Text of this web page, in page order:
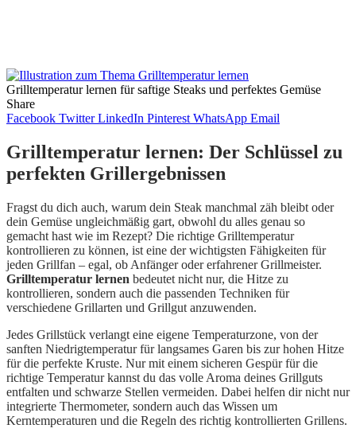
Grilltemperatur lernen für saftige Steaks und perfektes Gemüse
Share
Facebook Twitter LinkedIn Pinterest WhatsApp Email
Grilltemperatur lernen: Der Schlüssel zu
perfekten Grillergebnissen
Fragst du dich auch, warum dein Steak manchmal zäh bleibt oder
dein Gemüse ungleichmäßig gart, obwohl du alles genau so
gemacht hast wie im Rezept? Die richtige Grilltemperatur
kontrollieren zu können, ist eine der wichtigsten Fähigkeiten für
jeden Grillfan – egal, ob Anfänger oder erfahrener Grillmeister.
Grilltemperatur lernen bedeutet nicht nur, die Hitze zu
kontrollieren, sondern auch die passenden Techniken für
verschiedene Grillarten und Grillgut anzuwenden.
Jedes Grillstück verlangt eine eigene Temperaturzone, von der
sanften Niedrigtemperatur für langsames Garen bis zur hohen Hitze
für die perfekte Kruste. Nur mit einem sicheren Gespür für die
richtige Temperatur kannst du das volle Aroma deines Grillguts
entfalten und schwarze Stellen vermeiden. Dabei helfen dir nicht nur
integrierte Thermometer, sondern auch das Wissen um
Kerntemperaturen und die Regeln des richtig kontrollierten Grillens.